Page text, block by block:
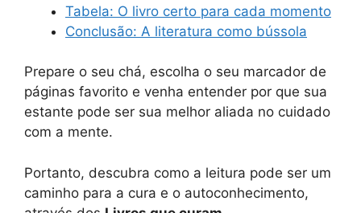
Tabela: O livro certo para cada momento
Conclusão: A literatura como bússola
Prepare o seu chá, escolha o seu marcador de
páginas favorito e venha entender por que sua
estante pode ser sua melhor aliada no cuidado
com a mente.
Portanto, descubra como a leitura pode ser um
caminho para a cura e o autoconhecimento,